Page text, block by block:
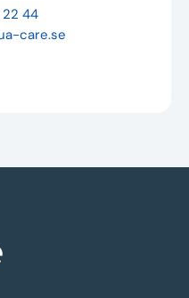
22 44
care.se